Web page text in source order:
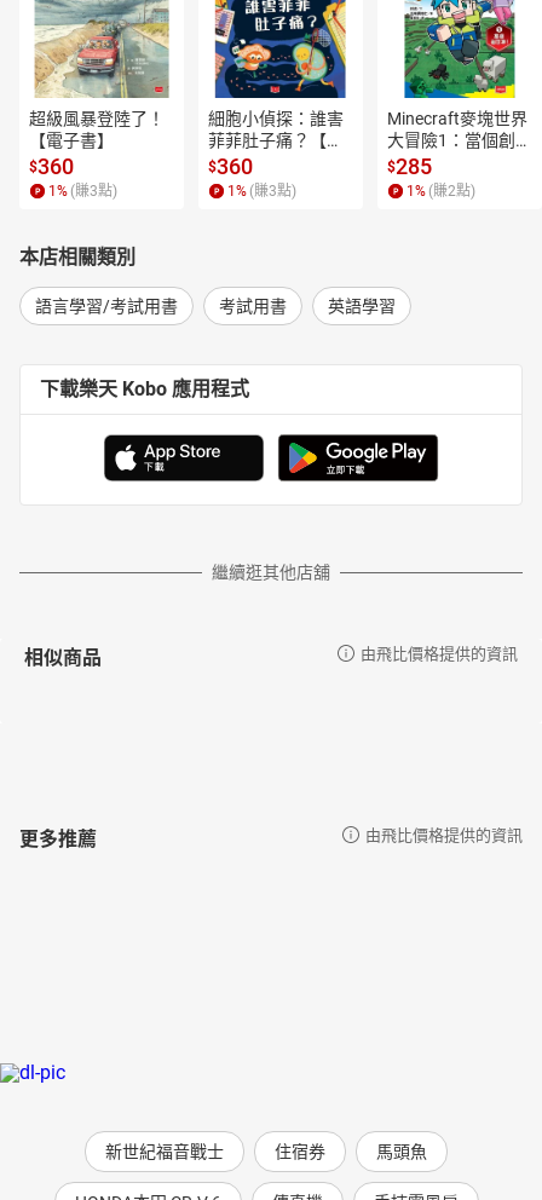
超級風暴登陸了！
【電子書】
$360
1 % (賺3點)
細胞小偵探：誰害
菲菲肚子痛？【電
子書】
$360
1 % (賺3點)
Minecraft麥塊世界
大冒險1：當個創世
神！【電子書】
$285
1 % (賺2點)
本店相關類別
語言學習/考試用書 考試用書 英語學習
下載樂天 Kobo 應用程式
繼續逛其他店舖
相似商品 由飛比價格提供的資訊
更多推薦 由飛比價格提供的資訊
新世紀福音戰士 住宿券 馬頭魚